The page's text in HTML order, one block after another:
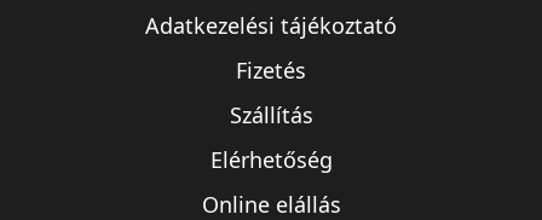
Adatkezelési tájékoztató
Fizetés
Szállítás
Elérhetőség
Online elállás